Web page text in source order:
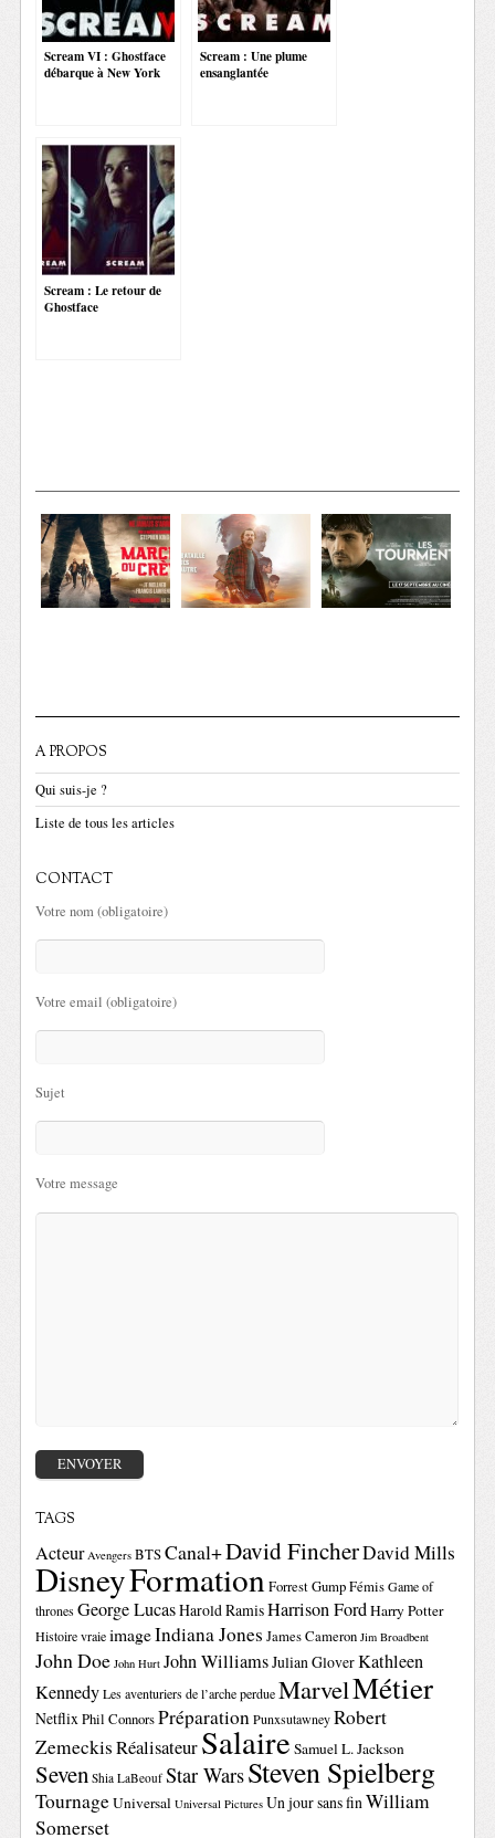
Scream VI : Ghostface
débarque à New York
Scream : Une plume
ensanglantée
Scream : Le retour de
Ghostface
A PROPOS
Qui suis-je ?
Liste de tous les articles
CONTACT
Votre nom (obligatoire)
Votre email (obligatoire)
Sujet
Votre message
TAGS
Acteur Avengers BTSCanal+David FincherDavid Mills
DisneyFormation Forrest GumpFémis Game of
thrones George LucasHarold RamisHarrison FordHarry Potter
Histoire vraie imageIndiana Jones James Cameron Jim Broadbent
John Doe John Hurt John WilliamsJulian GloverKathleen
Kennedy Les aventuriers de l’arche perdue MarvelMétier
Netflix Phil ConnorsPréparation Punxsutawney Robert
ZemeckisRéalisateurSalaire Samuel L. Jackson
Seven Shia LaBeouf Star WarsSteven Spielberg
TournageUniversal Universal Pictures Un jour sans fin William
Somerset